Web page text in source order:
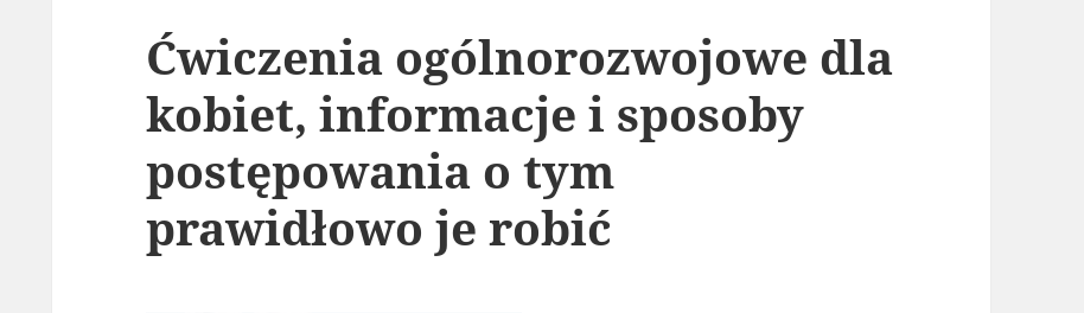
Ćwiczenia ogólnorozwojowe dla
kobiet, informacje i sposoby
postępowania o tym
prawidłowo je robić